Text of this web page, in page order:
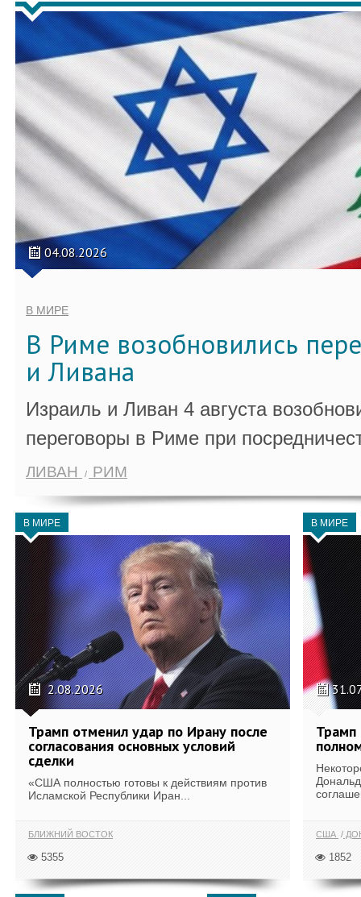
04.08.2026
В МИРЕ
В Риме возобновились
и Ливана
Израиль и Ливан 4 августа
переговоры в Риме при
ЛИВАН РИМ
В МИРЕ
2.08.2026
Трамп отменил удар по Ирану после
согласования основных условий
сделки
«США полностью готовы к действиям против
Исламской Республики Иран...
БЛИЖНИЙ ВОСТОК
5355
В МИРЕ
Трамп
США
1852